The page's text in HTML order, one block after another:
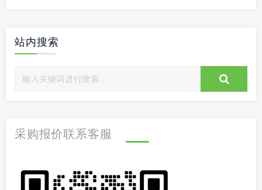
站内搜索
采购报价联系客服